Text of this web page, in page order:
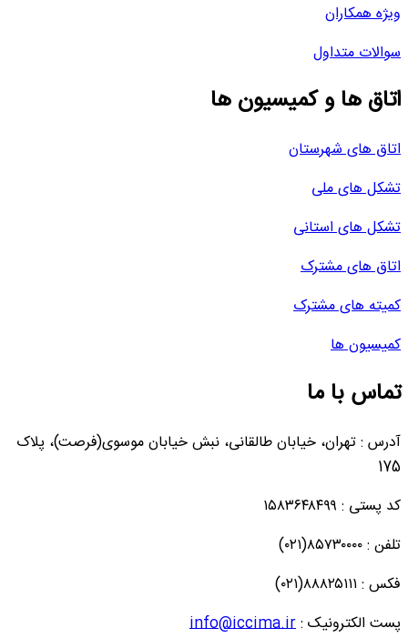
ویژه همکاران
سوالات متداول
اتاق ها و کمیسیون ها
اتاق های شهرستان
تشکل های ملی
تشکل های استانی
اتاق های مشترک
کمیته های مشترک
کمیسیون ها
تماس با ما
آدرس : تهران، خیابان طالقانی، نبش خیابان موسوی(فرصت)، پلاک
175
کد پستی : ۱۵۸۳۶۴۸۴۹۹
تلفن : ۸۵۷۳۰۰۰۰(۰۲۱)
فکس : ۸۸۸۲۵۱۱۱(۰۲۱)
پست الکترونیک :info@iccima.ir